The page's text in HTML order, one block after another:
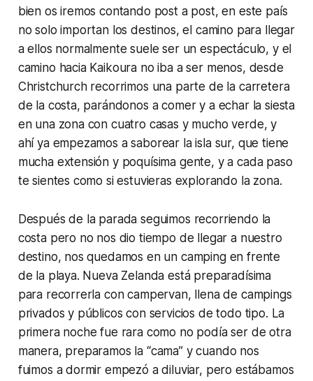
bien os iremos contando post a post, en este país
no solo importan los destinos, el camino para llegar
a ellos normalmente suele ser un espectáculo, y el
camino hacia Kaikoura no iba a ser menos, desde
Christchurch recorrimos una parte de la carretera
de la costa, parándonos a comer y a echar la siesta
en una zona con cuatro casas y mucho verde, y
ahí ya empezamos a saborear la isla sur, que tiene
mucha extensión y poquísima gente, y a cada paso
te sientes como si estuvieras explorando la zona.
Después de la parada seguimos recorriendo la
costa pero no nos dio tiempo de llegar a nuestro
destino, nos quedamos en un camping en frente
de la playa. Nueva Zelanda está preparadísima
para recorrerla con campervan, llena de campings
privados y públicos con servicios de todo tipo. La
primera noche fue rara como no podía ser de otra
manera, preparamos la “cama” y cuando nos
fuimos a dormir empezó a diluviar, pero estábamos